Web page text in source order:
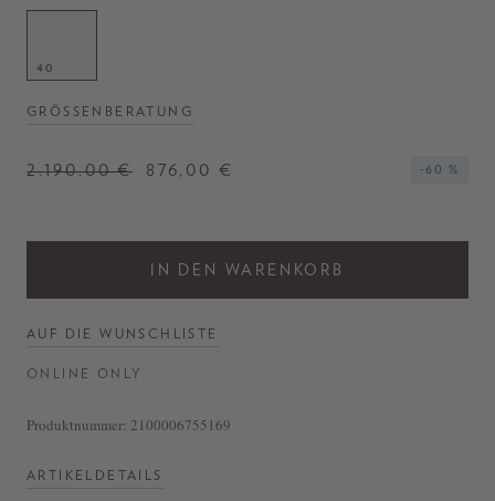
40
GRÖSSENBERATUNG
2.190,00 € 876,00 € -60 %
IN DEN WARENKORB
AUF DIE WUNSCHLISTE
ONLINE ONLY
Produktnummer: 2100006755169
ARTIKELDETAILS